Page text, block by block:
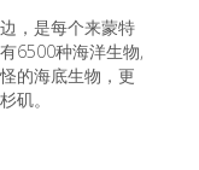
，是每个来蒙特
6500种海洋生物,
的海底生物，更
矶。